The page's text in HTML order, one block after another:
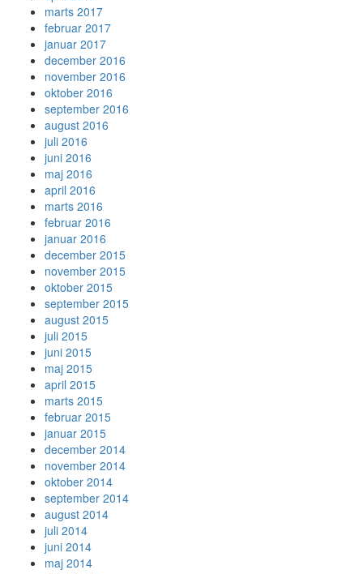
marts 2017
februar 2017
januar 2017
december 2016
november 2016
oktober 2016
september 2016
august 2016
juli 2016
juni 2016
maj 2016
april 2016
marts 2016
februar 2016
januar 2016
december 2015
november 2015
oktober 2015
september 2015
august 2015
juli 2015
juni 2015
maj 2015
april 2015
marts 2015
februar 2015
januar 2015
december 2014
november 2014
oktober 2014
september 2014
august 2014
juli 2014
juni 2014
maj 2014